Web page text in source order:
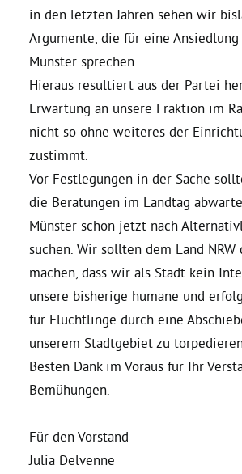
in den letzten Jahren sehen wir
Argumente, die für eine
Münster sprechen.
Hieraus resultiert aus der Partei
Erwartung an unsere Fraktion im
nicht so ohne weiteres der
zustimmt.
Vor Festlegungen in der Sache
die Beratungen im Landtag
Münster schon jetzt nach
suchen. Wir sollten dem Land
machen, dass wir als Stadt kein
unsere bisherige humane und
für Flüchtlinge durch eine
unserem Stadtgebiet zu
Besten Dank im Voraus für Ihr
Bemühungen.
Für den Vorstand
Julia Delvenne